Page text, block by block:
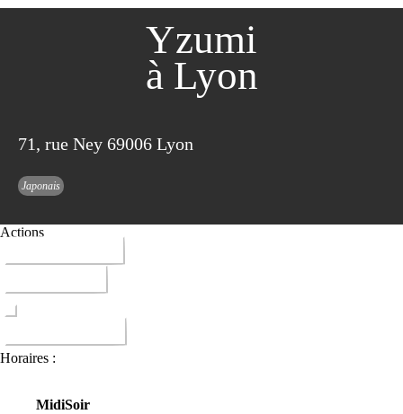
Yzumi
à Lyon
71, rue Ney 69006 Lyon
Japonais
Actions
Horaires :
MidiSoir